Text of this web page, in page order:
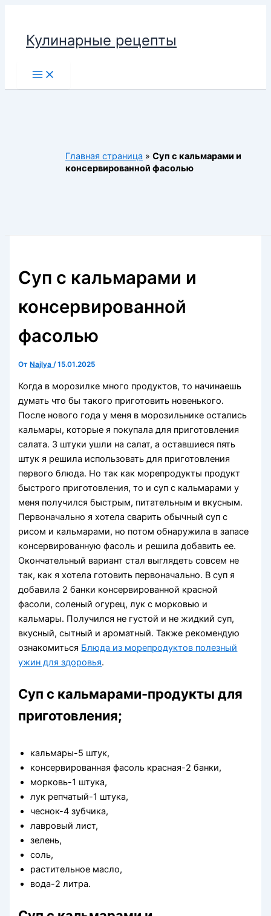
содержимому
Кулинарные рецепты
Main
Menu
Главная страница » Суп с кальмарами и
консервированной фасолью
Суп с кальмарами и
консервированной
фасолью
От Najlya/15.01.2025
Когда в морозилке много продуктов, то начинаешь
думать что бы такого приготовить новенького.
После нового года у меня в морозильнике остались
кальмары, которые я покупала для приготовления
салата. 3 штуки ушли на салат, а оставшиеся пять
штук я решила использовать для приготовления
первого блюда. Но так как морепродукты продукт
быстрого приготовления, то и суп с кальмарами у
меня получился быстрым, питательным и вкусным.
Первоначально я хотела сварить обычный суп с
рисом и кальмарами, но потом обнаружила в запасе
консервированную фасоль и решила добавить ее.
Окончательный вариант стал выглядеть совсем не
так, как я хотела готовить первоначально. В суп я
добавила 2 банки консервированной красной
фасоли, соленый огурец, лук с морковью и
кальмары. Получился не густой и не жидкий суп,
вкусный, сытный и ароматный. Также рекомендую
ознакомиться Блюда из морепродуктов полезный
ужин для здоровья.
Суп с кальмарами-продукты для
приготовления;
кальмары-5 штук,
консервированная фасоль красная-2 банки,
морковь-1 штука,
лук репчатый-1 штука,
чеснок-4 зубчика,
лавровый лист,
зелень,
соль,
растительное масло,
вода-2 литра.